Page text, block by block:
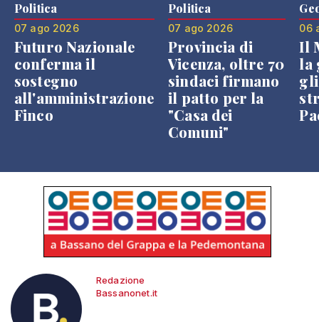
Politica
07 ago 2026
Futuro Nazionale
conferma il
sostegno
all'amministrazione
Finco
Politica
07 ago 2026
Provincia di
Vicenza, oltre 70
sindaci firmano
il patto per la
"Casa dei
Comuni"
06
Il
la
Redazione
Bassanonet.it